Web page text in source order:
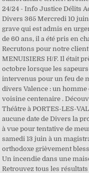
24/24 - Info Justice Délits
Divers 365 Mercredi 10
grave qui est admis en
de 60 ans, il a été pris en
Recrutons pour notre client
MENUISIERS H/F. Il était
octobre lorsque les
intervenus pour un feu de
divers Valence : un
voisine centenaire .
Théâtre à PORTES-LES-
aucune date de Divers la
à vue pour tentative de
samedi 13 juin à un
orthodoxe grièvement
Un incendie dans une
Retrouvez tous les